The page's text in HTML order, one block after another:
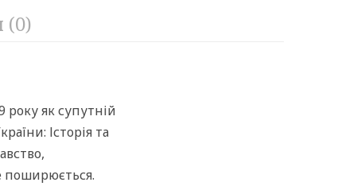
(0)
року як супутній
Історія та
поширюється.